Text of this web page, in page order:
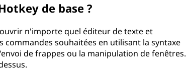
de base ?
n'importe quel éditeur de texte et
commandes souhaitées en utilisant la syntaxe
de frappes ou la manipulation de fenêtres.